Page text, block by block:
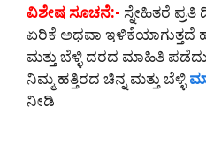
ವಿಶೇಷ ಸೂಚನೆ:- ಸ್ನೇಹಿತರೆ ಪ್ರತಿ
ಏರಿಕೆ ಅಥವಾ ಇಳಿಕೆಯಾಗುತ್ತದೆ
ಮತ್ತು ಬೆಳ್ಳಿ ದರದ ಮಾಹಿತಿ
ನಿಮ್ಮ ಹತ್ತಿರದ ಚಿನ್ನ ಮತ್ತು ಬೆಳ್ಳಿ
ನೀಡಿ